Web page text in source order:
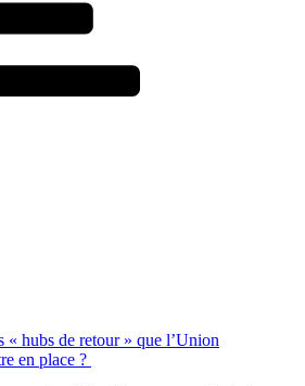
« hubs de retour » que l’Union
en place ?